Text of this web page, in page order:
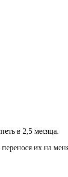
в 2,5 месяца.
их на